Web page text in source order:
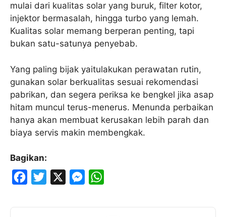
mulai dari kualitas solar yang buruk, filter kotor,
injektor bermasalah, hingga turbo yang lemah.
Kualitas solar memang berperan penting, tapi
bukan satu-satunya penyebab.
Yang paling bijak yaitulakukan perawatan rutin,
gunakan solar berkualitas sesuai rekomendasi
pabrikan, dan segera periksa ke bengkel jika asap
hitam muncul terus-menerus. Menunda perbaikan
hanya akan membuat kerusakan lebih parah dan
biaya servis makin membengkak.
Bagikan:
c
i
M
s
a